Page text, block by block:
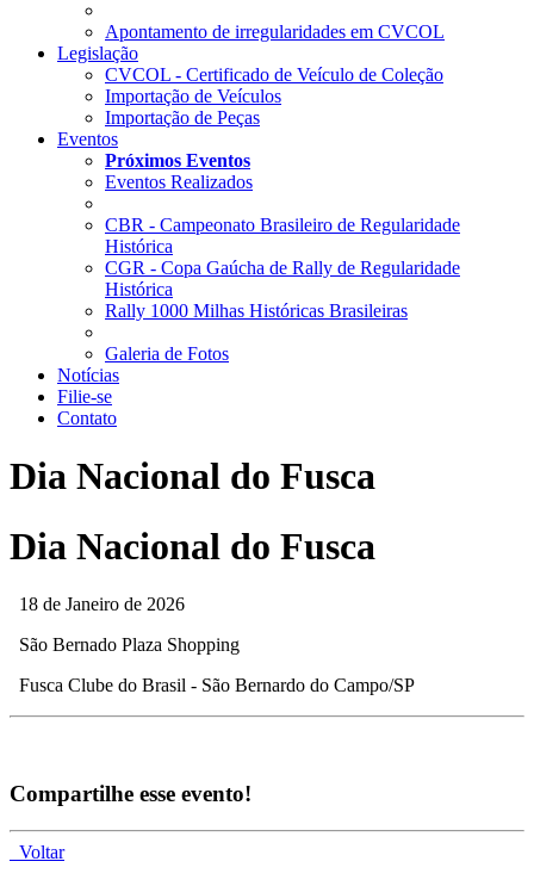
Apontamento de irregularidades em CVCOL
Legislação
CVCOL - Certificado de Veículo de Coleção
Importação de Veículos
Importação de Peças
Eventos
Próximos Eventos
Eventos Realizados
CBR - Campeonato Brasileiro de Regularidade
Histórica
CGR - Copa Gaúcha de Rally de Regularidade
Histórica
Rally 1000 Milhas Históricas Brasileiras
Galeria de Fotos
Notícias
Filie-se
Contato
Dia Nacional do Fusca
Dia Nacional do Fusca
18 de Janeiro de 2026
São Bernado Plaza Shopping
Fusca Clube do Brasil - São Bernardo do Campo/SP
Compartilhe esse evento!
Voltar